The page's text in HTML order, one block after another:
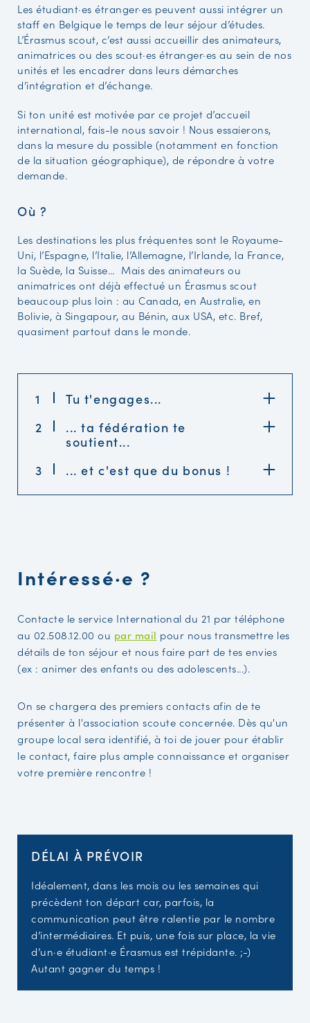
Les étudiant·es étranger·es peuvent aussi intégrer un
staff en Belgique le temps de leur séjour d’études.
L’Érasmus scout, c’est aussi accueillir des animateurs,
animatrices ou des scout·es étranger·es au sein de nos
unités et les encadrer dans leurs démarches
d’intégration et d’échange.
Si ton unité est motivée par ce projet d’accueil
international, fais-le nous savoir ! Nous essaierons,
dans la mesure du possible (notamment en fonction
de la situation géographique), de répondre à votre
demande.
Où ?
Les destinations les plus fréquentes sont le Royaume-
Uni, l’Espagne, l’Italie, l’Allemagne, l’Irlande, la France,
la Suède, la Suisse… Mais des animateurs ou
animatrices ont déjà effectué un Érasmus scout
beaucoup plus loin : au Canada, en Australie, en
Bolivie, à Singapour, au Bénin, aux USA, etc. Bref,
quasiment partout dans le monde.
1
Tu t'engages...
2
... ta fédération te
soutient...
3
... et c'est que du bonus !
Intéressé·e ?
Contacte le service International du 21 par téléphone
au 02.508.12.00 ou par mail pour nous transmettre les
détails de ton séjour et nous faire part de tes envies
(ex : animer des enfants ou des adolescents...).
On se chargera des premiers contacts afin de te
présenter à l'association scoute concernée. Dès qu'un
groupe local sera identifié, à toi de jouer pour établir
le contact, faire plus ample connaissance et organiser
votre première rencontre !
DÉLAI À PRÉVOIR
Idéalement, dans les mois ou les semaines qui
précèdent ton départ car, parfois, la
communication peut être ralentie par le nombre
d’intermédiaires. Et puis, une fois sur place, la vie
d’un·e étudiant·e Érasmus est trépidante. ;-)
Autant gagner du temps !